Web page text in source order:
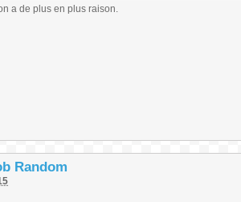
a de plus en plus raison.
Random